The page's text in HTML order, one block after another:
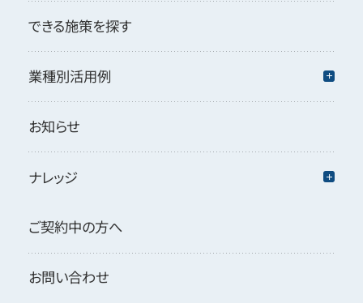
できる施策を探す
業種別活用例
お知らせ
ナレッジ
ご契約中の方へ
お問い合わせ